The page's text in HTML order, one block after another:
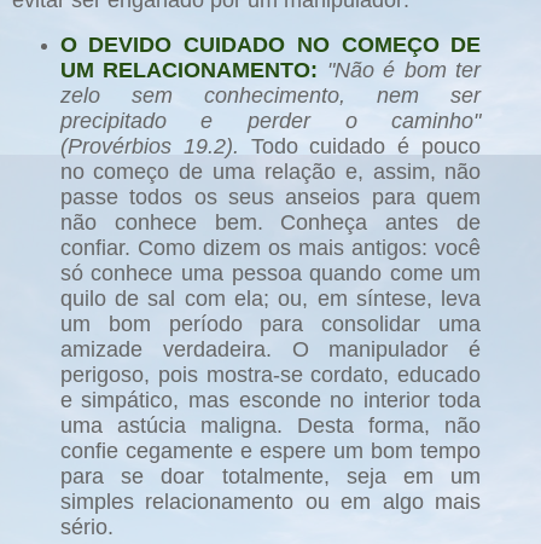
O DEVIDO CUIDADO NO COMEÇO DE
UM RELACIONAMENTO: "Não é bom ter
zelo sem conhecimento, nem ser
precipitado e perder o caminho"
(Provérbios 19.2). Todo cuidado é pouco
no começo de uma relação e, assim, não
passe todos os seus anseios para quem
não conhece bem. Conheça antes de
confiar. Como dizem os mais antigos: você
só conhece uma pessoa quando come um
quilo de sal com ela; ou, em síntese, leva
um bom período para consolidar uma
amizade verdadeira. O manipulador é
perigoso, pois mostra-se cordato, educado
e simpático, mas esconde no interior toda
uma astúcia maligna. Desta forma, não
confie cegamente e espere um bom tempo
para se doar totalmente, seja em um
simples relacionamento ou em algo mais
sério.